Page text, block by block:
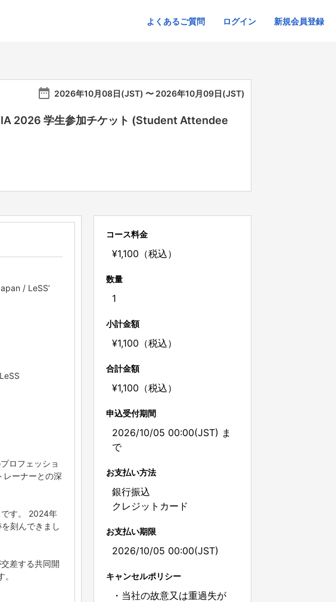
よくあるご質問 ログイン 新規会員登録
date_range 2026年10月08日(JST) 〜 2026年10月09日(JST)
2026 学生参加チケット (Student Attendee
/ LeSS’
ロフェッショ
レーナーとの深
です。 2024年
刻んできまし
差する共同開
コース料金
¥1,100（税込）
数量
1
小計金額
¥1,100（税込）
合計金額
¥1,100（税込）
申込受付期間
2026/10/05 00:00(JST) ま
で
お支払い方法
銀行振込
クレジットカード
お支払い期限
2026/10/05 00:00(JST)
キャンセルポリシー
・当社の故意又は重過失が